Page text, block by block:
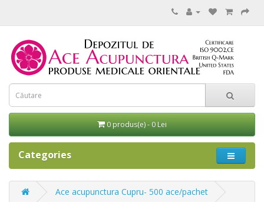
0 produs(e) - 0 Lei
Categories
Ace acupunctura Cupru- 500 ace/pachet